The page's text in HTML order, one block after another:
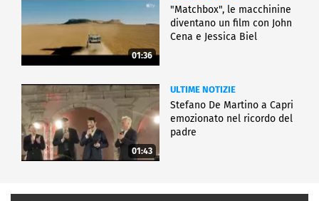
01:36
"Matchbox", le macchinine
diventano un film con John
Cena e Jessica Biel
01:43
ULTIME NOTIZIE
Stefano De Martino a Capri
emozionato nel ricordo del
padre